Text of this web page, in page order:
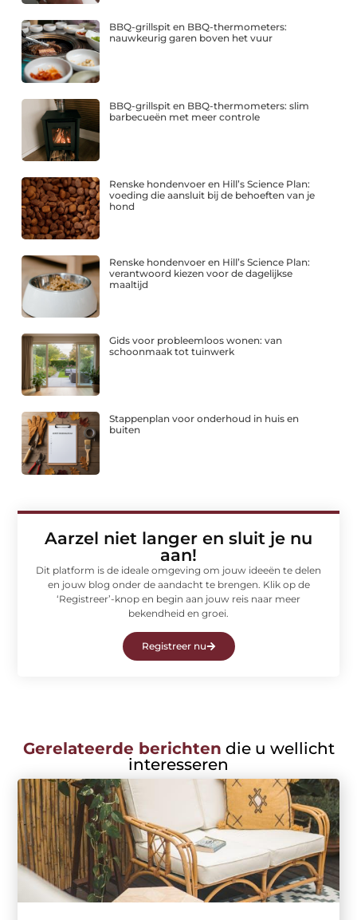
BBQ-grillspit en BBQ-thermometers:
nauwkeurig garen boven het vuur
BBQ-grillspit en BBQ-thermometers: slim
barbecueën met meer controle
Renske hondenvoer en Hill’s Science Plan:
voeding die aansluit bij de behoeften van je
hond
Renske hondenvoer en Hill’s Science Plan:
verantwoord kiezen voor de dagelijkse
maaltijd
Gids voor probleemloos wonen: van
schoonmaak tot tuinwerk
Stappenplan voor onderhoud in huis en
buiten
Aarzel niet langer en sluit je nu
aan!
Dit platform is de ideale omgeving om jouw ideeën te delen
en jouw blog onder de aandacht te brengen. Klik op de
‘Registreer’-knop en begin aan jouw reis naar meer
bekendheid en groei.
Registreer nu
Gerelateerde berichten die u wellicht
interesseren